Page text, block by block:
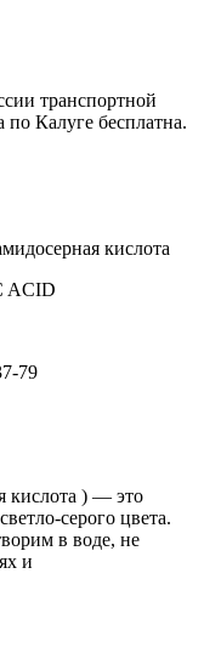
транспортной
Калуге бесплатна.
кислота
ACID
79
кислота ) — это
серого цвета.
в воде, не
и